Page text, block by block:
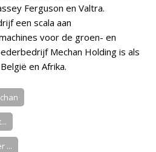
Ferguson en Valtra.
een scala aan
voor de groen- en
Mechan Holding is als
en Afrika.
...